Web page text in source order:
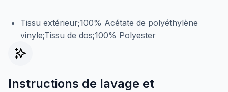
Tissu extérieur;100% Acétate de polyéthylène
vinyle;Tissu de dos;100% Polyester
Instructions de lavage et